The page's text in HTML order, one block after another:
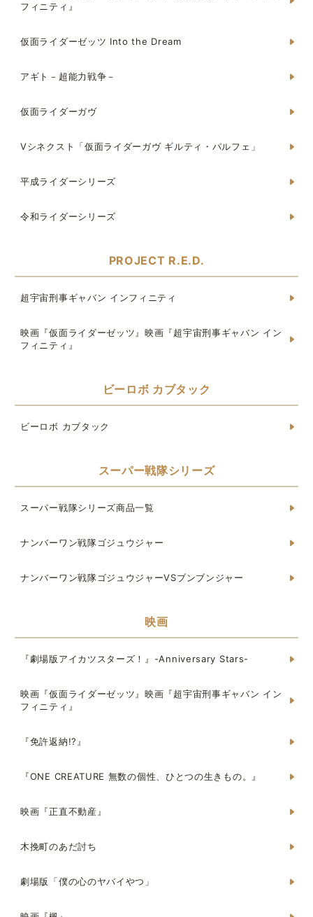
フィニティ』
仮面ライダーゼッツ Into the Dream
アギト－超能力戦争－
仮面ライダーガヴ
Vシネクスト「仮面ライダーガヴ ギルティ・パルフェ」
平成ライダーシリーズ
令和ライダーシリーズ
PROJECT R.E.D.
超宇宙刑事ギャバン インフィニティ
映画『仮面ライダーゼッツ』映画『超宇宙刑事ギャバン イン
フィニティ』
ビーロボ カブタック
ビーロボ カブタック
スーパー戦隊シリーズ
スーパー戦隊シリーズ商品一覧
ナンバーワン戦隊ゴジュウジャー
ナンバーワン戦隊ゴジュウジャーVSブンブンジャー
映画
『劇場版アイカツスターズ！』-Anniversary Stars-
映画『仮面ライダーゼッツ』映画『超宇宙刑事ギャバン イン
フィニティ』
『免許返納!?』
『ONE CREATURE 無数の個性、ひとつの生きもの。』
映画『正直不動産』
木挽町のあだ討ち
劇場版「僕の心のヤバイやつ」